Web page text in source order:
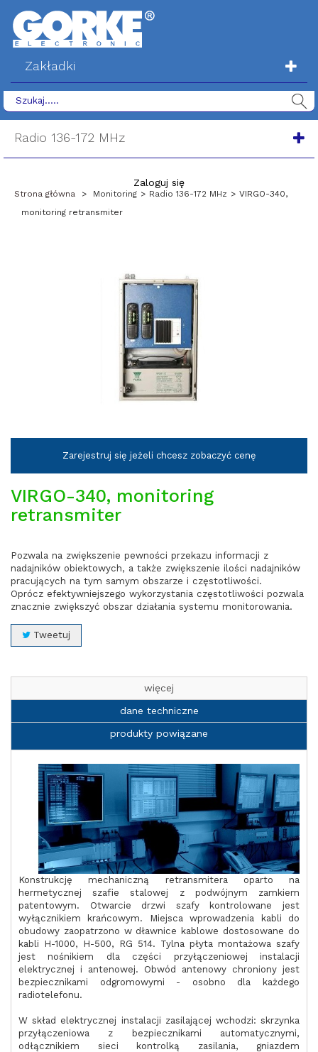
Zakładki
Radio 136-172 MHz
Zaloguj się
Strona główna > Monitoring > Radio 136-172 MHz > VIRGO-340,
monitoring retransmiter
Zarejestruj się jeżeli chcesz zobaczyć cenę
VIRGO-340, monitoring
retransmiter
Pozwala na zwiększenie pewności przekazu informacji z
nadajników obiektowych, a także zwiększenie ilości nadajników
pracujących na tym samym obszarze i częstotliwości.
Oprócz efektywniejszego wykorzystania częstotliwości pozwala
znacznie zwiększyć obszar działania systemu monitorowania.
Tweetuj
więcej
dane techniczne
produkty powiązane
Konstrukcję mechaniczną retransmitera oparto na
hermetycznej szafie stalowej z podwójnym zamkiem
patentowym. Otwarcie drzwi szafy kontrolowane jest
wyłącznikiem krańcowym. Miejsca wprowadzenia kabli do
obudowy zaopatrzono w dławnice kablowe dostosowane do
kabli H-1000, H-500, RG 514. Tylna płyta montażowa szafy
jest nośnikiem dla części przyłączeniowej instalacji
elektrycznej i antenowej. Obwód antenowy chroniony jest
bezpiecznikami odgromowymi - osobno dla każdego
radiotelefonu.
W skład elektrycznej instalacji zasilającej wchodzi: skrzynka
przyłączeniowa z bezpiecznikami automatycznymi,
odłącznikiem sieci kontrolką zasilania, gniazdem